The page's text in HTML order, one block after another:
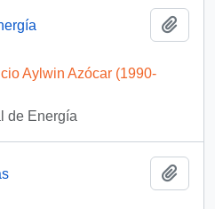
Aylwin Azócar (1990-
de Energía